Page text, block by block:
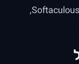
כי ספק ה-Hosting שלכם תומך ב-Softaculous,